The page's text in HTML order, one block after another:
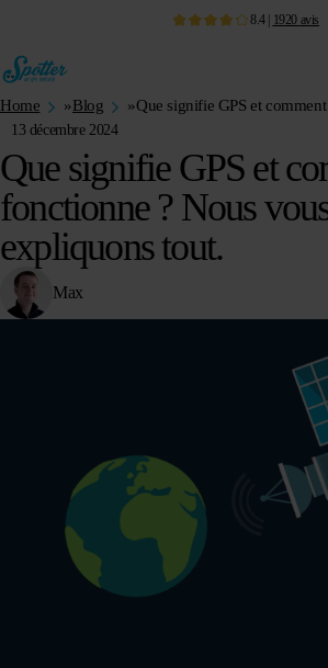
8.4| 1920 avis
Home »Blog »
13 décembre 2024
Que signifie GPS et
fonctionne ? Nous
expliquons tout.
Max